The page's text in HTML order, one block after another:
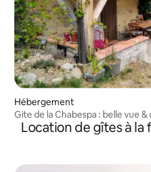
Hébergement
Gite de la Chabespa : belle vue &
Location de gîtes à